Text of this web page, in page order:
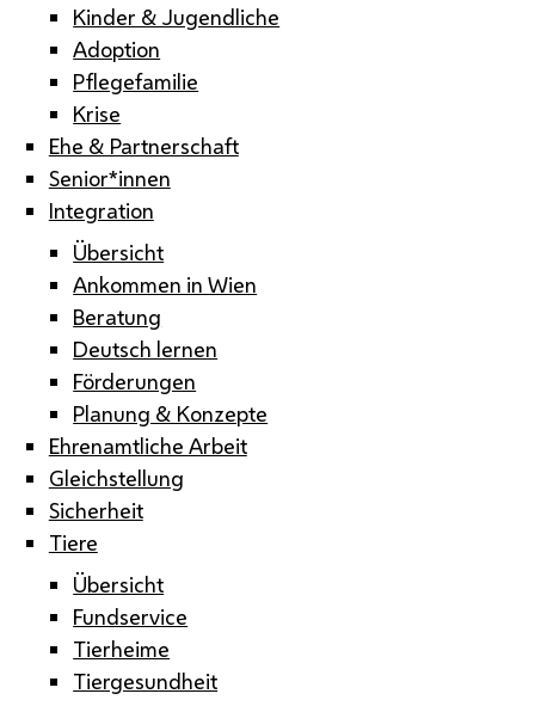
Kinder & Jugendliche
Adoption
Pflegefamilie
Krise
Ehe & Partnerschaft
Senior*innen
Integration
Übersicht
Ankommen in Wien
Beratung
Deutsch lernen
Förderungen
Planung & Konzepte
Ehrenamtliche Arbeit
Gleichstellung
Sicherheit
Tiere
Übersicht
Fundservice
Tierheime
Tiergesundheit